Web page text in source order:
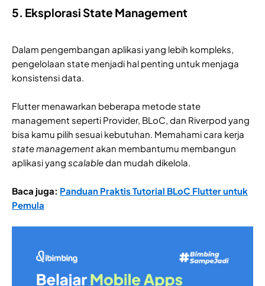
5. Eksplorasi State Management
Dalam pengembangan aplikasi yang lebih kompleks,
pengelolaan state menjadi hal penting untuk menjaga
konsistensi data.
Flutter menawarkan beberapa metode state
management seperti Provider, BLoC, dan Riverpod yang
bisa kamu pilih sesuai kebutuhan. Memahami cara kerja
state managementakan membantumu membangun
aplikasi yang scalabledan mudah dikelola.
Baca juga: Panduan Praktis Tutorial BLoC Flutter untuk
Pemula